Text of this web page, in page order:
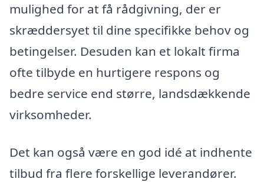
mulighed for at få rådgivning, der er
skræddersyet til dine specifikke behov og
betingelser. Desuden kan et lokalt firma
ofte tilbyde en hurtigere respons og
bedre service end større, landsdækkende
virksomheder.
Det kan også være en god idé at indhente
tilbud fra flere forskellige leverandører.